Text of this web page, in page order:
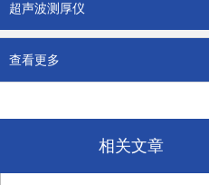
超声波测厚仪
查看更多
相关文章